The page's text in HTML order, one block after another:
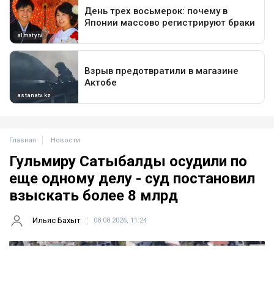
Главная Новости
Гульмиру Сатыбалды осудили по
еще одному делу - суд постановил
взыскать более 8 млрд
Ильяс Бахыт 08.08.2026, 11:24